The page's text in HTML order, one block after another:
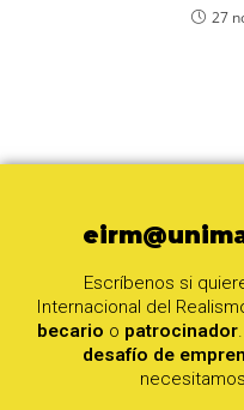
27
Escríbenos si
Internacional del
becario o patrocinador
desafío de